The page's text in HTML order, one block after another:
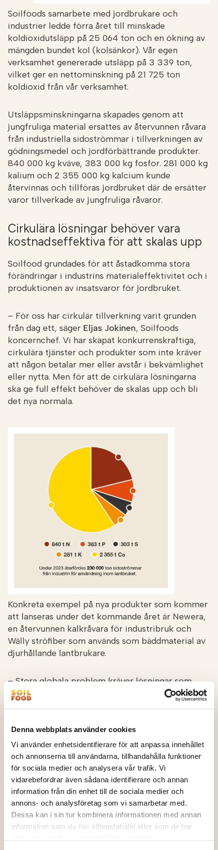
Denna webbplats använder cookies
Vi använder enhetsidentifierare för att anpassa innehållet
och annonserna till användarna, tillhandahålla funktioner
för sociala medier och analysera vår trafik. Vi
vidarebefordrar även sådana identifierare och annan
information från din enhet till de sociala medier och
annons- och analysföretag som vi samarbetar med.
Dessa kan i sin tur kombinera informationen med annan
information som du har tillhandahållit eller som de har
Soilfoods samarbete med jordbrukare och
industrier ledde förra året till minskade
koldioxidutsläpp på 25 064 ton och en ökning av
mängden bundet kol (kolsänkor). Vår egen
verksamhet genererade utsläpp på 3 339 ton,
vilket ger en nettominskning på 21 725 ton
koldioxid från vår verksamhet.
Utsläppsminskningarna skapades genom att
jungfruliga material ersattes av återvunnen råvara
från industriella sidoströmmar i tillverkningen av
gödningsmedel och jordförbättrande produkter.
840 000 kg kväve, 383 000 kg fosfor. 281 000 kg
kalium och 2 355 000 kg kalcium kunde
återvinnas och tillföras jordbruket där de ersätter
varor tillverkade av jungfruliga råvaror.
Cirkulära lösningar behöver vara
kostnadseffektiva för att skalas upp
Soilfood grundades för att åstadkomma stora
förändringar i industrins materialeffektivitet och i
produktionen av insatsvaror för jordbruket.
– För oss har cirkulär tillverkning varit grunden
från dag ett, säger Eljas Jokinen, Soilfoods
koncernchef. Vi har skapat konkurrenskraftiga,
cirkulära tjänster och produkter som inte kräver
att någon betalar mer eller avstår i bekvämlighet
eller nytta. Men för att de cirkulära lösningarna
ska ge full effekt behöver de skalas upp och bli
det nya normala.
Konkreta exempel på nya produkter som kommer
att lanseras under det kommande året är Newera,
en återvunnen kalkråvara för industribruk och
Wälly ströfiber som används som bäddmaterial av
djurhållande lantbrukare.
– Stora globala problem kräver lösningar som
både är konkurrenskraftiga och relativt enkla att
införa. Vi har redan i praktisk handling visat att
länderna betydande sidoströmmar från bland
annat gruvdrift som ännu är helt outnyttjade som
råvara.
Utsläppsberäkningen för 2023 har utförts av
Etteplan som är en extern och fristående
organisation. Beräkningen baseras på
produktspecifika livscykelberäkningar.